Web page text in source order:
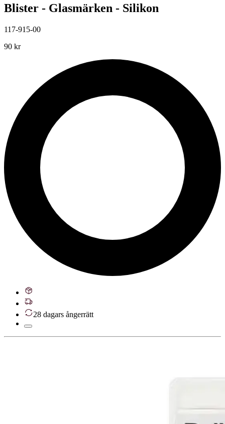
Blister - Glasmärken - Silikon
117-915-00
90 kr
28 dagars ångerrätt